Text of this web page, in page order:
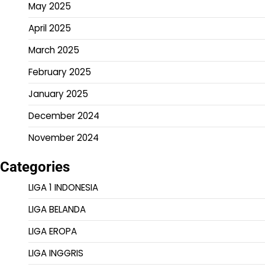
May 2025
April 2025
March 2025
February 2025
January 2025
December 2024
November 2024
Categories
LIGA 1 INDONESIA
LIGA BELANDA
LIGA EROPA
LIGA INGGRIS